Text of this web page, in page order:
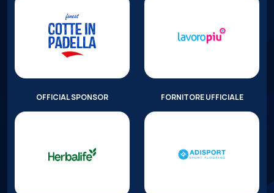
OFFICIAL SPONSOR FORNITORE UFFICIALE